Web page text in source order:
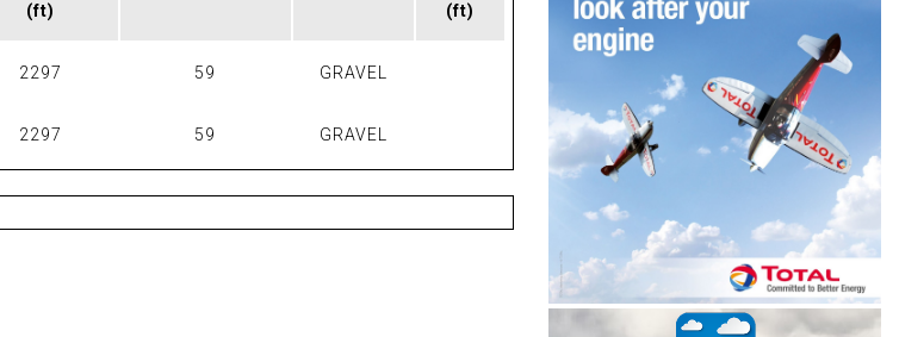
(ft)
(ft)
2297 59 GRAVEL
2297 59 GRAVEL